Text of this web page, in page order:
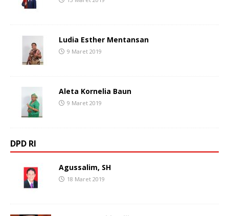
Ludia Esther Mentansan
9 Maret 2019
Aleta Kornelia Baun
9 Maret 2019
DPD RI
Agussalim, SH
18 Maret 2019